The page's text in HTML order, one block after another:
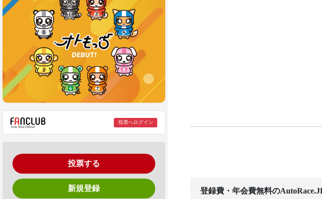
投票へログイン
投票する
新規登録 登録費・年会費無料の